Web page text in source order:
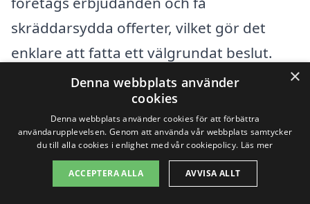
skräddarsydda offerter, vilket gör det
enklare att fatta ett välgrundat beslut.
Det är viktigt att välja ett erfaret företag
som kan hantera trädfällning på ett
säkert och effektivt sätt. När du söker
efter tjänster för trädfällning är det även
bra att veta att det finns flera andra
×
Denna webbplats använder
cookies
Denna webbplats använder cookies för att förbättra
användarupplevelsen. Genom att använda vår webbplats samtycker
du till alla cookies i enlighet med vår cookiepolicy. Läs mer
ACCEPTERA ALLA AVVISA ALLT